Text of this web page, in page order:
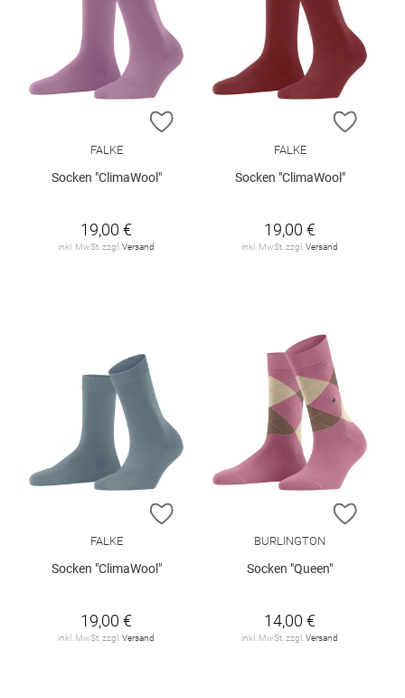
ZUR WUNSCHLISTE HINZUFÜGEN
FALKE
Socken "ClimaWool"
19,00 €
inkl. MwSt. zzgl. Versand
ZUR
FALKE
Socken "ClimaWool"
19,00 €
inkl. MwSt. zzgl. Versand
ZUR WUNSCHLISTE HINZUFÜGEN
FALKE
Socken "ClimaWool"
19,00 €
inkl. MwSt. zzgl.Versand
ZUR
BURLINGTON
Socken "Queen"
14,00 €
inkl. MwSt. zzgl.Versand